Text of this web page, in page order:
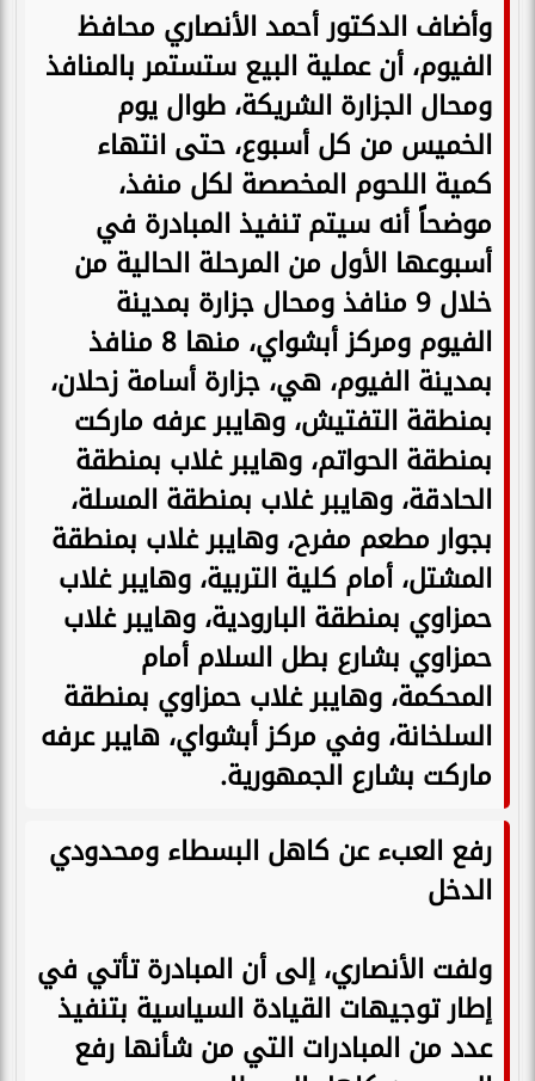
وأضاف الدكتور أحمد الأنصاري محافظ
الفيوم، أن عملية البيع ستستمر بالمنافذ
ومحال الجزارة الشريكة، طوال يوم
الخميس من كل أسبوع، حتى انتهاء
كمية اللحوم المخصصة لكل منفذ،
موضحاً أنه سيتم تنفيذ المبادرة في
أسبوعها الأول من المرحلة الحالية من
خلال 9 منافذ ومحال جزارة بمدينة
الفيوم ومركز أبشواي، منها 8 منافذ
بمدينة الفيوم، هي، جزارة أسامة زحلان،
بمنطقة التفتيش، وهايبر عرفه ماركت
بمنطقة الحواتم، وهايبر غلاب بمنطقة
الحادقة، وهايبر غلاب بمنطقة المسلة،
بجوار مطعم مفرح، وهايبر غلاب بمنطقة
المشتل، أمام كلية التربية، وهايبر غلاب
حمزاوي بمنطقة البارودية، وهايبر غلاب
حمزاوي بشارع بطل السلام أمام
المحكمة، وهايبر غلاب حمزاوي بمنطقة
السلخانة، وفي مركز أبشواي، هايبر عرفه
ماركت بشارع الجمهورية.
رفع العبء عن كاهل البسطاء ومحدودي
الدخل
ولفت الأنصاري، إلى أن المبادرة تأتي في
إطار توجيهات القيادة السياسية بتنفيذ
عدد من المبادرات التي من شأنها رفع